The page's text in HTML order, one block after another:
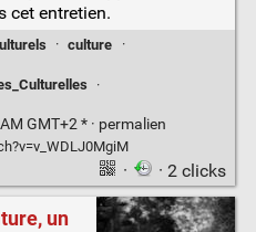
cet entretien.
· culture
·
·
GMT+2 * · permalien
· · 2 clicks
un